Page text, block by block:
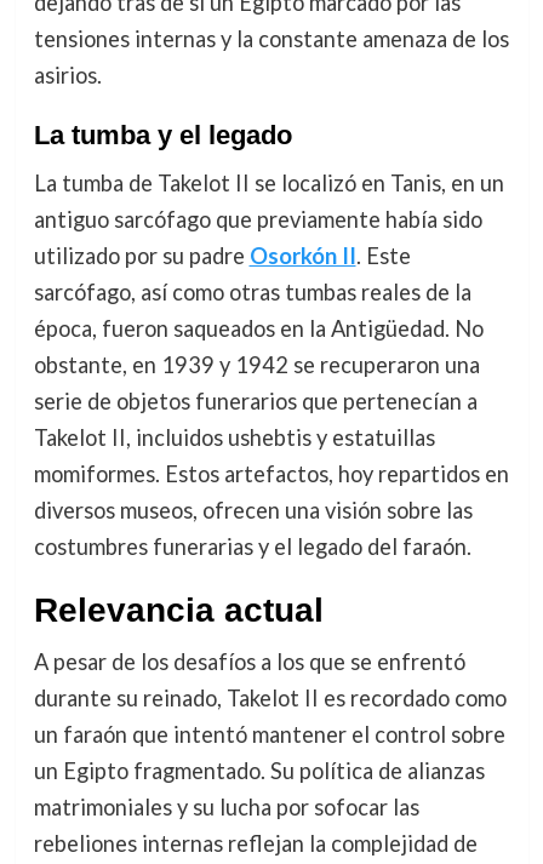
tensiones internas y la constante amenaza de los
asirios.
La tumba y el legado
La tumba de Takelot II se localizó en Tanis, en un
antiguo sarcófago que previamente había sido
utilizado por su padre Osorkón II. Este
sarcófago, así como otras tumbas reales de la
época, fueron saqueados en la Antigüedad. No
obstante, en 1939 y 1942 se recuperaron una
serie de objetos funerarios que pertenecían a
Takelot II, incluidos ushebtis y estatuillas
momiformes. Estos artefactos, hoy repartidos en
diversos museos, ofrecen una visión sobre las
costumbres funerarias y el legado del faraón.
Relevancia actual
A pesar de los desafíos a los que se enfrentó
durante su reinado, Takelot II es recordado como
un faraón que intentó mantener el control sobre
un Egipto fragmentado. Su política de alianzas
matrimoniales y su lucha por sofocar las
rebeliones internas reflejan la complejidad de